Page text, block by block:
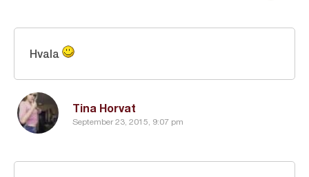
Tina Horvat
September 23, 2015, 9:07 pm
Hvala